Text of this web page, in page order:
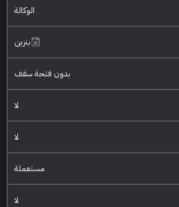
الوكالة
بنزين
بدون فتحة سقف
لا
لا
مستعملة
لا